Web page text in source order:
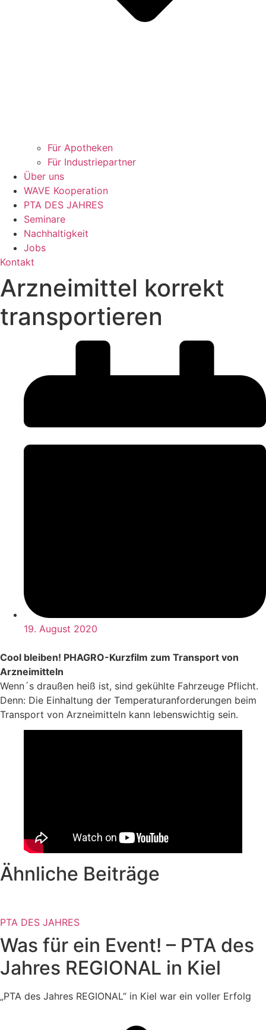
Für Apotheken
Für Industriepartner
Über uns
WAVE Kooperation
PTA DES JAHRES
Seminare
Nachhaltigkeit
Jobs
Kontakt
Arzneimittel korrekt
transportieren
19. August 2020
Cool bleiben! PHAGRO-Kurzfilm zum Transport von
Arzneimitteln
Wenn´s draußen heiß ist, sind gekühlte Fahrzeuge Pflicht.
Denn: Die Einhaltung der Temperaturanforderungen beim
Transport von Arzneimitteln kann lebenswichtig sein.
Ähnliche Beiträge
PTA DES JAHRES
Was für ein Event! – PTA des
Jahres REGIONAL in Kiel
„PTA des Jahres REGIONAL“ in Kiel war ein voller Erfolg